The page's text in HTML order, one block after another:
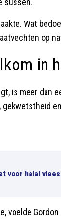
sussen.
Wat
op
in
is meer
voor halal
voelde